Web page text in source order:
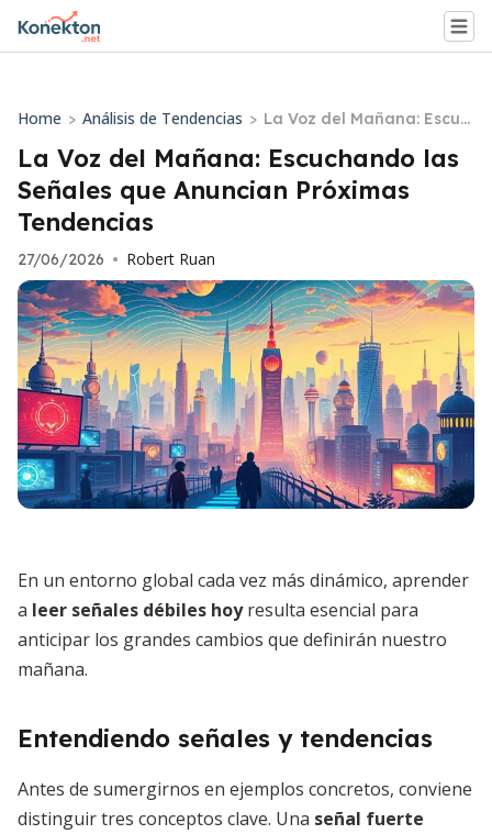
Home > Análisis de Tendencias > La Voz del Mañana: Escuc
hando las Señales que An
uncian Próximas Tendenci
as
La Voz del Mañana: Escuchando las
Señales que Anuncian Próximas
Tendencias
27/06/2026 • Robert Ruan
En un entorno global cada vez más dinámico, aprender
a leer señales débiles hoyresulta esencial para
anticipar los grandes cambios que definirán nuestro
mañana.
Entendiendo señales y tendencias
Antes de sumergirnos en ejemplos concretos, conviene
distinguir tres conceptos clave. Una señal fuerte